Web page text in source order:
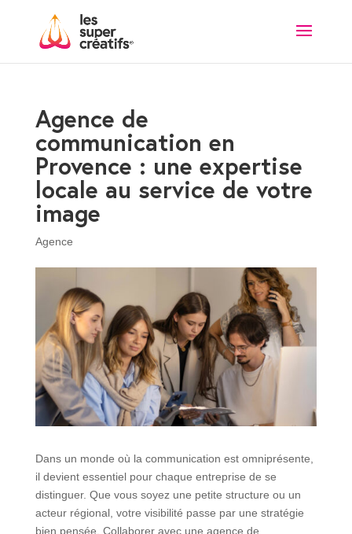
Agence de
communication en
Provence : une expertise
locale au service de votre
image
Agence
Dans un monde où la communication est omniprésente,
il devient essentiel pour chaque entreprise de se
distinguer. Que vous soyez une petite structure ou un
acteur régional, votre visibilité passe par une stratégie
bien pensée. Collaborer avec une agence de